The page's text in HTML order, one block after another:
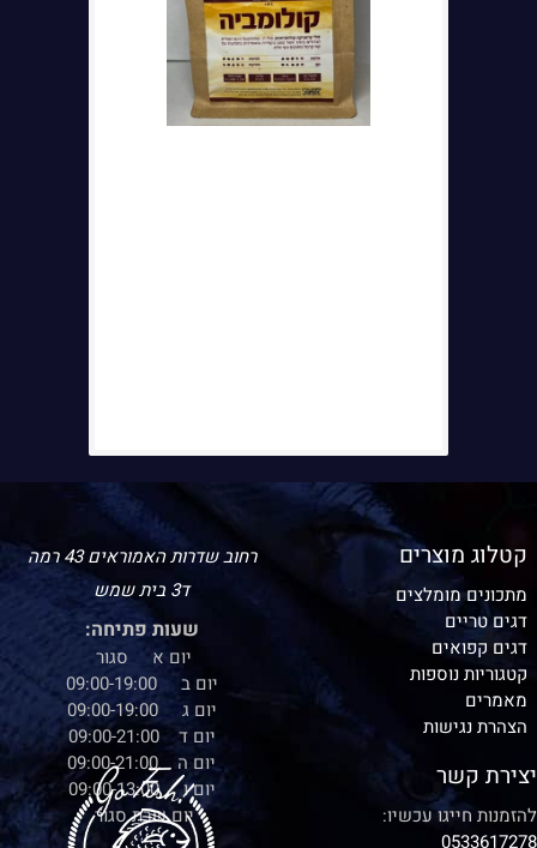
קטלוג מוצרים
מתכונים מומלצים
דגים טריים
דגים קפואים
קטגוריות נוספות
מאמרים
הצהרת נגישות
רחוב שדרות האמוראים 43 רמה
ד3 בית שמש
שעות פתיחה:
יום א סגור
יום ב 09:00-19:00
יום ג 09:00-19:00
יום ד 09:00-21:00
יום ה 09:00-21:00
יום ו 09:00-13:00
יום שבת סגור
יצירת קשר
להזמנות חייגו עכשיו:
0533617278